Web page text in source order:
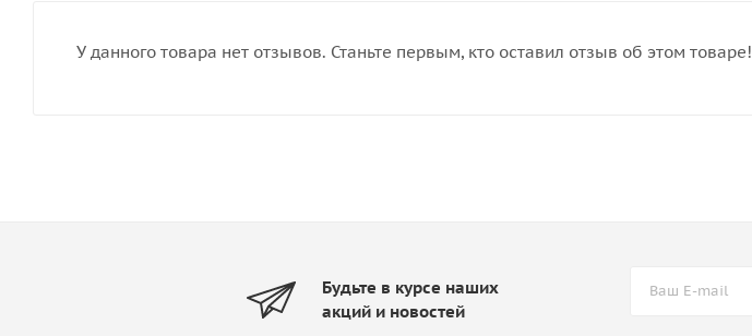
У данного товара нет отзывов. Станьте первым, кто оставил отзыв об этом товаре!
Будьте в курсе наших
акций и новостей